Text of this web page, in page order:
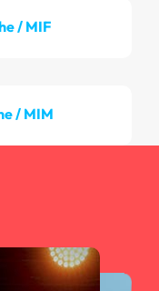
/ MIF
/ MIM